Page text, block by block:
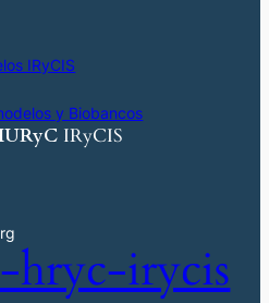
IRyCIS
y Biobancos
IRyCIS
hryc-irycis